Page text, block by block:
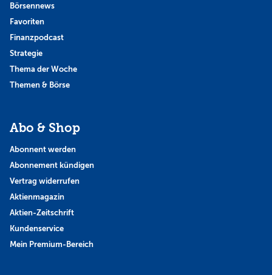
Börsennews
Favoriten
Finanzpodcast
Strategie
Thema der Woche
Themen & Börse
Abo & Shop
Abonnent werden
Abonnement kündigen
Vertrag widerrufen
Aktienmagazin
Aktien-Zeitschrift
Kundenservice
Mein Premium-Bereich